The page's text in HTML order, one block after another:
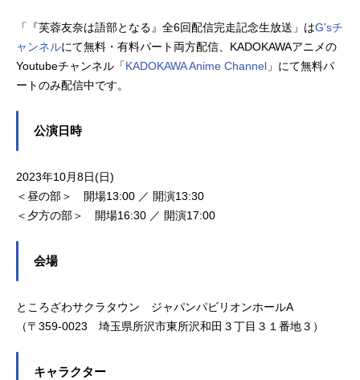
「『芙蓉友奈は語部となる』全6回配信完走記念生放送」はG'sチ
ャンネルにて無料・有料パート両方配信、KADOKAWAアニメの
Youtubeチャンネル「KADOKAWA Anime Channel 」にて無料パ
ートのみ配信中です。
公演日時
2023年10月8日(日)
＜昼の部＞ 開場13:00 ／ 開演13:30
＜夕方の部＞ 開場16:30 ／ 開演17:00
会場
ところざわサクラタウン ジャパンパビリオンホールA
（〒359-0023 埼玉県所沢市東所沢和田３丁目３１番地３）
キャラクター